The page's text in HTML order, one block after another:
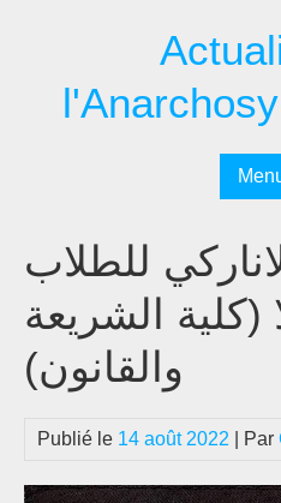
للطلاب
(كلية الشريعة
والقانون)
Publié le 14 août 2022 | Par